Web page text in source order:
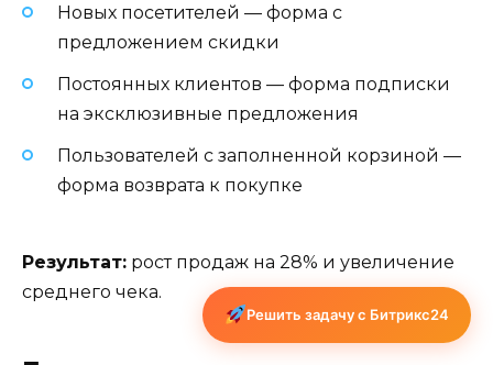
Новых посетителей — форма с
предложением скидки
Постоянных клиентов — форма подписки
на эксклюзивные предложения
Пользователей с заполненной корзиной —
форма возврата к покупке
Результат: рост продаж на 28% и увеличение
среднего чека.
Решить задачу с Битрикс24